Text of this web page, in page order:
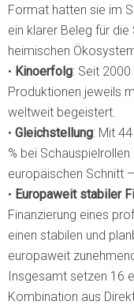
Format hatten sie im
ein klarer Beleg für
heimischen
• Kinoerfolg: Seit
Produktionen jeweils
weltweit begeistert.
• Gleichstellung: Mit
% bei
europäischen Schnitt
• Europaweit stabiler
Finanzierung eines
einen stabilen und
europaweit
Insgesamt setzen 16
Kombination aus